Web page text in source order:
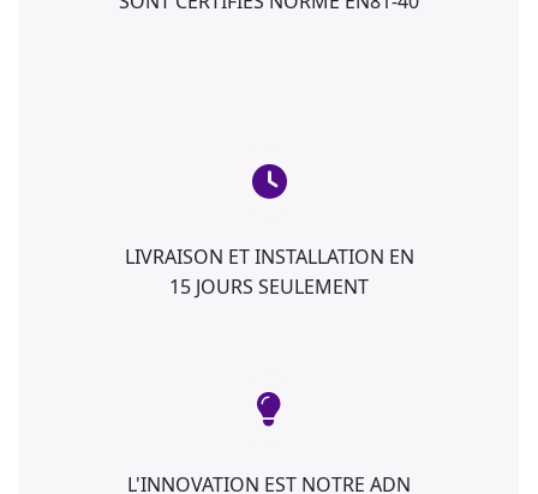
LIVRAISON ET INSTALLATION EN
15 JOURS SEULEMENT
L'INNOVATION EST NOTRE ADN